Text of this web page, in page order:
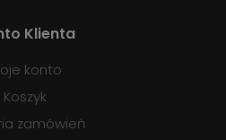
Klienta
konto
Koszyk
zamówień